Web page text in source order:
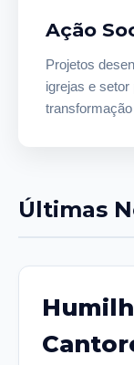
Ação
Projetos
igrejas e
Últimas